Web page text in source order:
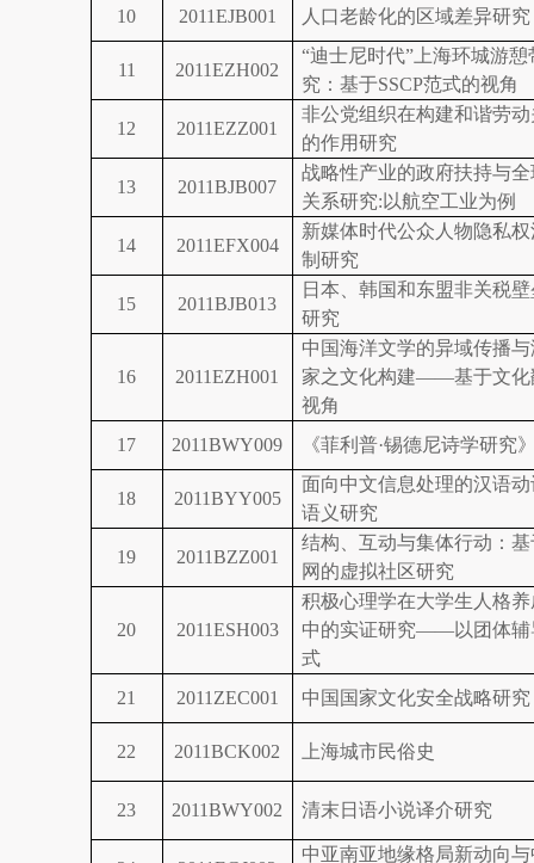
10 2011EJB001 人口老龄化的区域差异研究
11 2011EZH002
“迪士尼时代”上海环城游憩
究：基于SSCP范式的视角
12 2011EZZ001
非公党组织在构建和谐劳
的作用研究
13 2011BJB007
战略性产业的政府扶持与
关系研究: 以航空工业为例
14 2011EFX004
新媒体时代公众人物隐私
制研究
15 2011BJB013
日本、韩国和东盟非关税
研究
16 2011EZH001
中国海洋文学的异域传播
家之文化构建——基于文
视角
17
2011BWY009 《菲利普·锡德尼诗学研究
18 2011BYY005
面向中文信息处理的汉语
语义研究
19 2011BZZ001
结构、互动与集体行动：
网的虚拟社区研究
20 2011ESH003
积极心理学在大学生人格
中的实证研究——以团体
式
21
2011ZEC001 中国国家文化安全战略研究
22 2011BCK002 上海城市民俗史
23 2011BWY002 清末日语小说译介研究
中亚南亚地缘格局新动向